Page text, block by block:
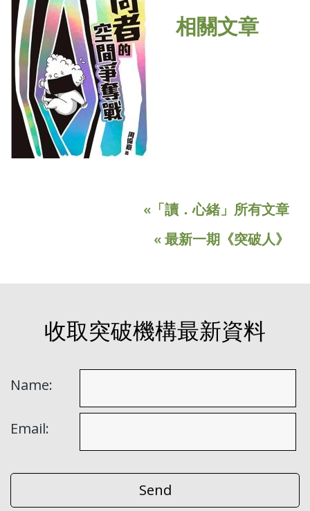
相關文章
«「讀．心緒」所有文章
« 最新一期《突破人》
收取突破機構最新資料
Name:
Email: